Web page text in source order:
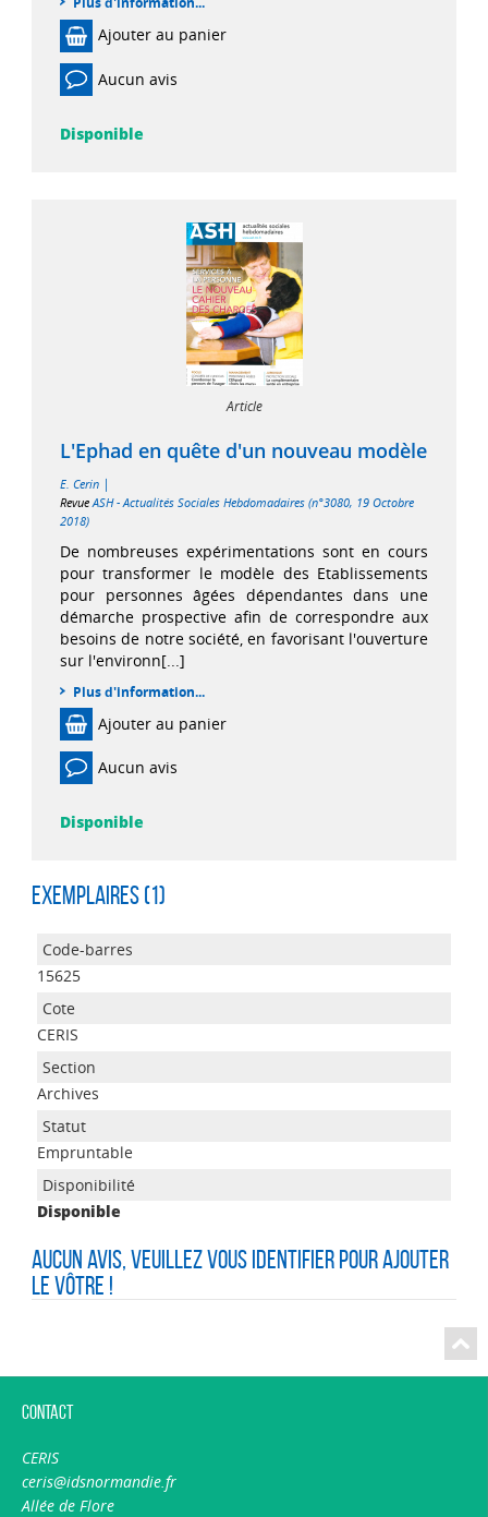
Ajouter au panier
Aucun avis
Disponible
Article
L'Ephad en quête d'un nouveau modèle
E. Cerin |
Revue ASH - Actualités Sociales Hebdomadaires (n°3080, 19 Octobre
2018)
De nombreuses expérimentations sont en cours
pour transformer le modèle des Etablissements
pour personnes âgées dépendantes dans une
démarche prospective afin de correspondre aux
besoins de notre société, en favorisant l'ouverture
sur l'environn[...]
Plus d'information...
Ajouter au panier
Aucun avis
Disponible
Exemplaires (1)
15625
CERIS
Archives
Empruntable
Disponible
Aucun avis, veuillez vous identifier pour ajouter
le vôtre !
Contact
CERIS
ceris@idsnormandie.fr
Allée de Flore